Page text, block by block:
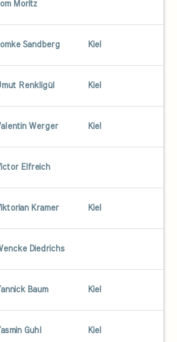
Tom Moritz
Tomke Sandberg Kiel
Renkligül Kiel
Werger Kiel
Elfreich
Kramer Kiel
Diedrichs
Baum Kiel
Guhl Kiel